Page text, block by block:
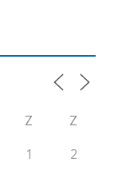
Z
Z
1 2